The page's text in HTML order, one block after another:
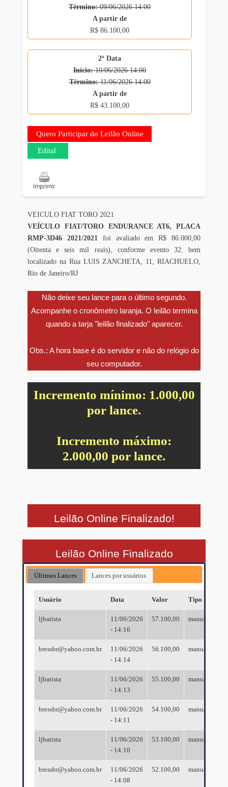
Término:09/06/2026 14:00
A partir de
R$ 86.100,00
2º Data
Início:10/06/2026 14:00
Término:11/06/2026 14:00
A partir de
R$ 43.100,00
Quero Participar do Leilão Online
Edital
VEICULO FIAT TORO 2021
VEÍCULO FIAT/TORO ENDURANCE AT6, PLACA
RMP-3D46 2021/2021 foi avaliado em R$ 86.000,00
(Oitenta e seis mil reais), conforme evento 32. bem
localizado na Rua LUIS ZANCHETA, 11, RIACHUELO,
Rio de Janeiro/RJ
Não deixe seu lance para o último segundo.
Acompanhe o cronômetro laranja. O leilão termina
quando a tarja "leilão finalizado" aparecer.
Obs.: A hora base é do servidor e não do relógio do
seu computador.
Incremento mínimo: 1.000,00
por lance.
Incremento máximo:
2.000,00 por lance.
Leilão Online Finalizado!
Leilão Online Finalizado
Últimos Lances Lances por usuários
Usuário Data Valor Tipo
ljbatista
11/06/2026
- 14:16
57.100,00 manual
bressbr@yahoo.com.br
11/06/2026
- 14:14
56.100,00 manual
ljbatista
11/06/2026
- 14:13
55.100,00 manual
bressbr@yahoo.com.br
11/06/2026
- 14:11
54.100,00 manual
ljbatista
11/06/2026
- 14:10
53.100,00 manual
bressbr@yahoo.com.br
11/06/2026
- 14:08
52.100,00 manual